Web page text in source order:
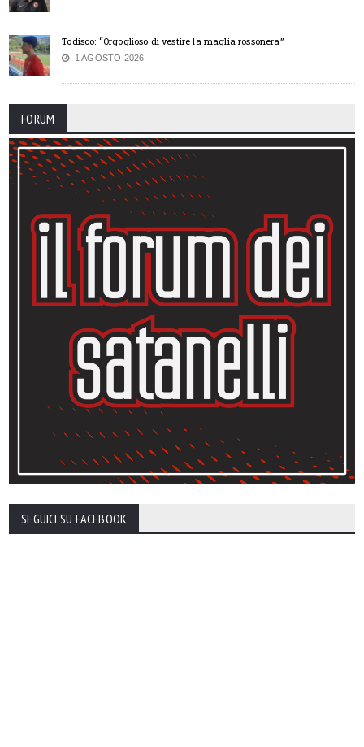
Todisco: “Orgoglioso di vestire la maglia rossonera”
1 AGOSTO 2026
FORUM
SEGUICI SU FACEBOOK